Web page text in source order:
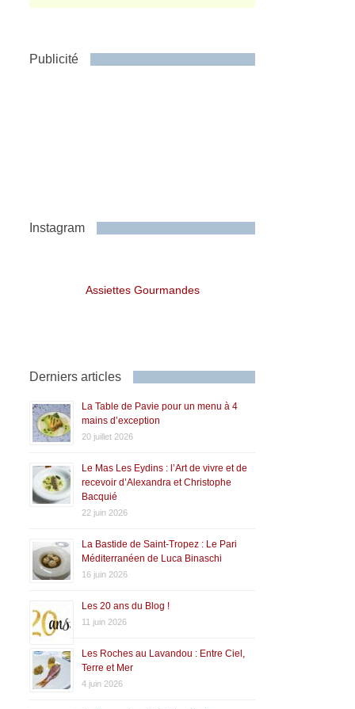
Publicité
Instagram
Assiettes Gourmandes
Derniers articles
La Table de Pavie pour un menu à 4
mains d’exception
20 juillet 2026
Le Mas Les Eydins : l’Art de vivre et de
recevoir d’Alexandra et Christophe
Bacquié
22 juin 2026
La Bastide de Saint-Tropez : Le Pari
Méditerranéen de Luca Binaschi
16 juin 2026
Les 20 ans du Blog !
11 juin 2026
Les Roches au Lavandou : Entre Ciel,
Terre et Mer
4 juin 2026